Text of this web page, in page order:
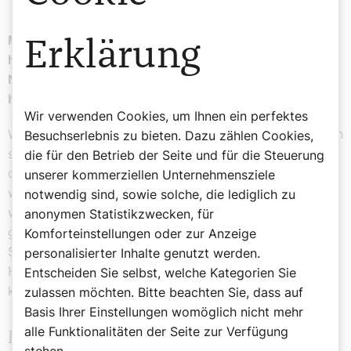
Mit Ihrer Frau sind Sie seit 67 Jahren verheiratet, sie
haben vier Kinder, vier Enkelkinder und drei Urenkel.
Nicht alles ist so verlaufen, wie Sie es sich vorgestellt
haben.
Wir erlebten in der Familie viele schöne Jahre, aber auch
schwere Schicksalsereignisse und mussten erfahren,
dass man nicht alles in der Hand hat. Dazu kommt: Ich
war Direktor in der Konsumgenossenschaft und erlebte,
wie diese zusammenbrach, kurz bevor ich in Pension
ging. Meine liebe Margareta war immer die größte
Stütze für mich, ohne ihren Einsatz hätte ich die vielen
Herausforderungen meines Lebens niemals bewältigen
können.
Mit dem lieben Gott gehadert
Erklärung
Wir verwenden Cookies, um Ihnen ein perfektes
Besuchserlebnis zu bieten. Dazu zählen Cookies,
die für den Betrieb der Seite und für die Steuerung
unserer kommerziellen Unternehmensziele
notwendig sind, sowie solche, die lediglich zu
anonymen Statistikzwecken, für
Komforteinstellungen oder zur Anzeige
personalisierter Inhalte genutzt werden.
Entscheiden Sie selbst, welche Kategorien Sie
zulassen möchten. Bitte beachten Sie, dass auf
Basis Ihrer Einstellungen womöglich nicht mehr
alle Funktionalitäten der Seite zur Verfügung